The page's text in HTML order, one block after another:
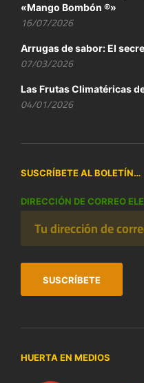
«Mango Bombón ®»
16/07/2026
Arrugas de sabor: El
07/03/2026
Las Frutas Climatéricas
04/01/2026
SUSCRÍBETE AL BOLETÍN…
DIRECCIÓN DE CORREO
HUERTA EN MEDIOS